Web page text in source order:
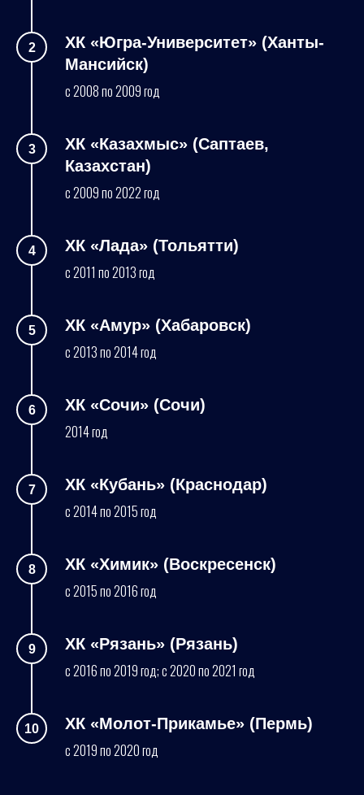
ХК «Югра-Университет» (Ханты-
Мансийск)
с 2008 по 2009 год
ХК «Казахмыс» (Саптаев,
Казахстан)
с 2009 по 2022 год
ХК «Лада» (Тольятти)
с 2011 по 2013 год
ХК «Амур» (Хабаровск)
с 2013 по 2014 год
ХК «Сочи» (Сочи)
2014 год
ХК «Кубань» (Краснодар)
с 2014 по 2015 год
ХК «Химик» (Воскресенск)
с 2015 по 2016 год
ХК «Рязань» (Рязань)
с 2016 по 2019 год; с 2020 по 2021 год
ХК «Молот-Прикамье» (Пермь)
с 2019 по 2020 год